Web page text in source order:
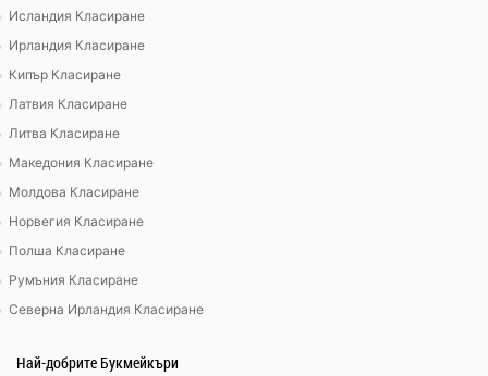
Исландия Класиране
Ирландия Класиране
Кипър Класиране
Латвия Класиране
Литва Класиране
Македония Класиране
Молдова Класиране
Норвегия Класиране
Полша Класиране
Румъния Класиране
Северна Ирландия Класиране
Най-добрите Букмейкъри